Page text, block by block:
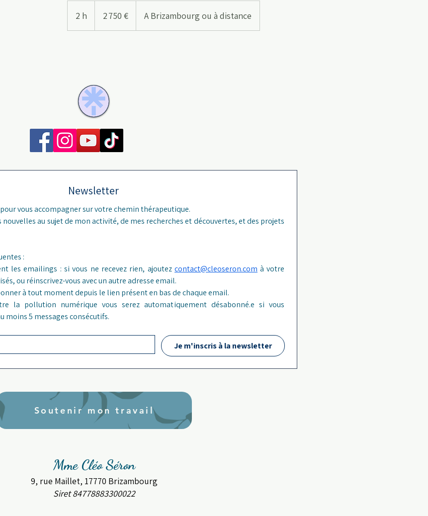
2 h
h
2 750 € A Brizambourg ou à distance
Newsletter
vous accompagner sur votre chemin thérapeutique.
nouvelles au sujet de mon activité, de mes recherches et découvertes, et des projets
les emailings : si vous ne recevez rien, ajoutez contact@cleoseron.com à votre
ou réinscrivez-vous avec un autre adresse email.
à tout moment depuis le lien présent en bas de chaque email.
la pollution numérique vous serez automatiquement désabonné.e si vous
moins 5 messages consécutifs.
Je m'inscris à la newsletter
Soutenir mon travail
Mme Cléo Séron
9, rue Maillet, 17770 Brizambourg
Siret 84778883300022